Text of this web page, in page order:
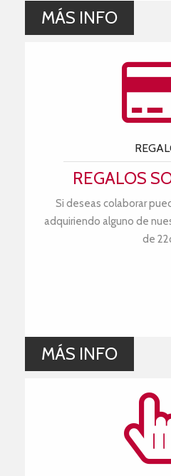
MÁS INFO
REGALOS
Si deseas colaborar
adquiriendo alguno de
de
MÁS INFO